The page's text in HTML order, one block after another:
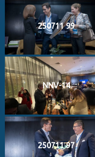
250711 99
NNV-14
250711 97